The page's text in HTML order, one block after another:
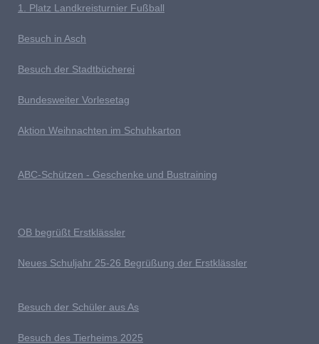
1. Platz Landkreisturnier Fußball
Besuch in Asch
Besuch der Stadtbücherei
Bundesweiter Vorlesetag
Aktion Weihnachten im Schuhkarton
ABC-Schützen - Geschenke und Bustraining
OB begrüßt Erstklässler
Neues Schuljahr 25-26 Begrüßung der Erstklässler
Besuch der Schüler aus As
Besuch des Tierheims 2025